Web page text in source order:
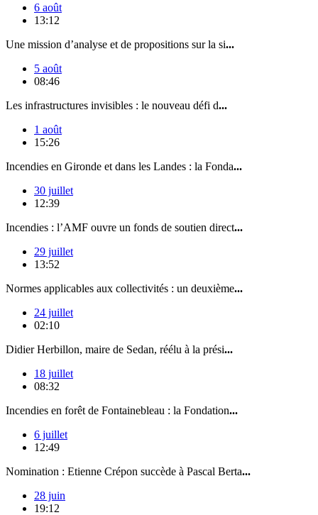
6 août
13:12
Une mission d’analyse et de propositions sur la si...
5 août
08:46
Les infrastructures invisibles : le nouveau défi d...
1 août
15:26
Incendies en Gironde et dans les Landes : la Fonda...
30 juillet
12:39
Incendies : l’AMF ouvre un fonds de soutien direct...
29 juillet
13:52
Normes applicables aux collectivités : un deuxième...
24 juillet
02:10
Didier Herbillon, maire de Sedan, réélu à la prési...
18 juillet
08:32
Incendies en forêt de Fontainebleau : la Fondation...
6 juillet
12:49
Nomination : Etienne Crépon succède à Pascal Berta...
28 juin
19:12